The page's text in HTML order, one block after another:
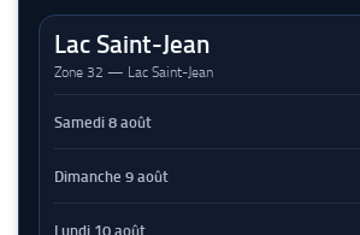
Lac Saint-Jean
Zone 32 — Lac Saint-Jean